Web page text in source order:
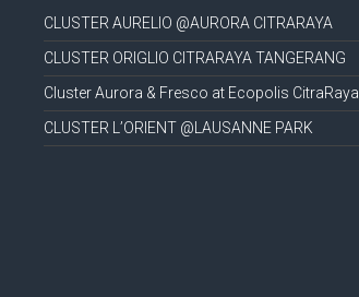
CLUSTER AURELIO @AURORA CITRARAYA
CLUSTER ORIGLIO CITRARAYA TANGERANG
Cluster Aurora & Fresco at Ecopolis CitraRaya
CLUSTER L’ORIENT @LAUSANNE PARK